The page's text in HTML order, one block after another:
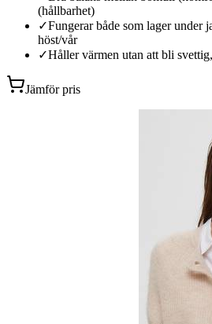
(hållbarhet)
✓Fungerar både som lager under
höst/vår
✓Håller värmen utan att bli
Jämför pris